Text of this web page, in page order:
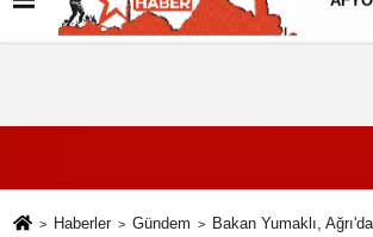
Künye İletişim Çerez Politikası
Haberler Gündem Bakan Yumaklı, Ağrı'da